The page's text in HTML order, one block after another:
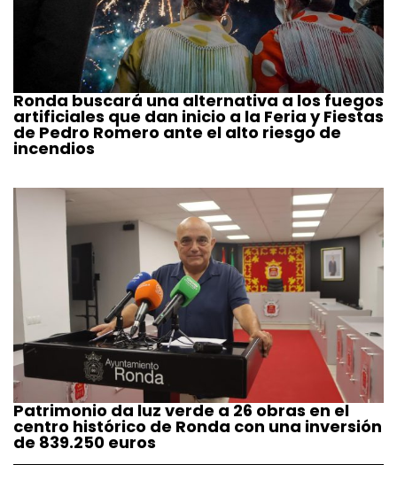
Ronda buscará una alternativa a los fuegos
artificiales que dan inicio a la Feria y Fiestas
de Pedro Romero ante el alto riesgo de
incendios
Patrimonio da luz verde a 26 obras en el
centro histórico de Ronda con una inversión
de 839.250 euros